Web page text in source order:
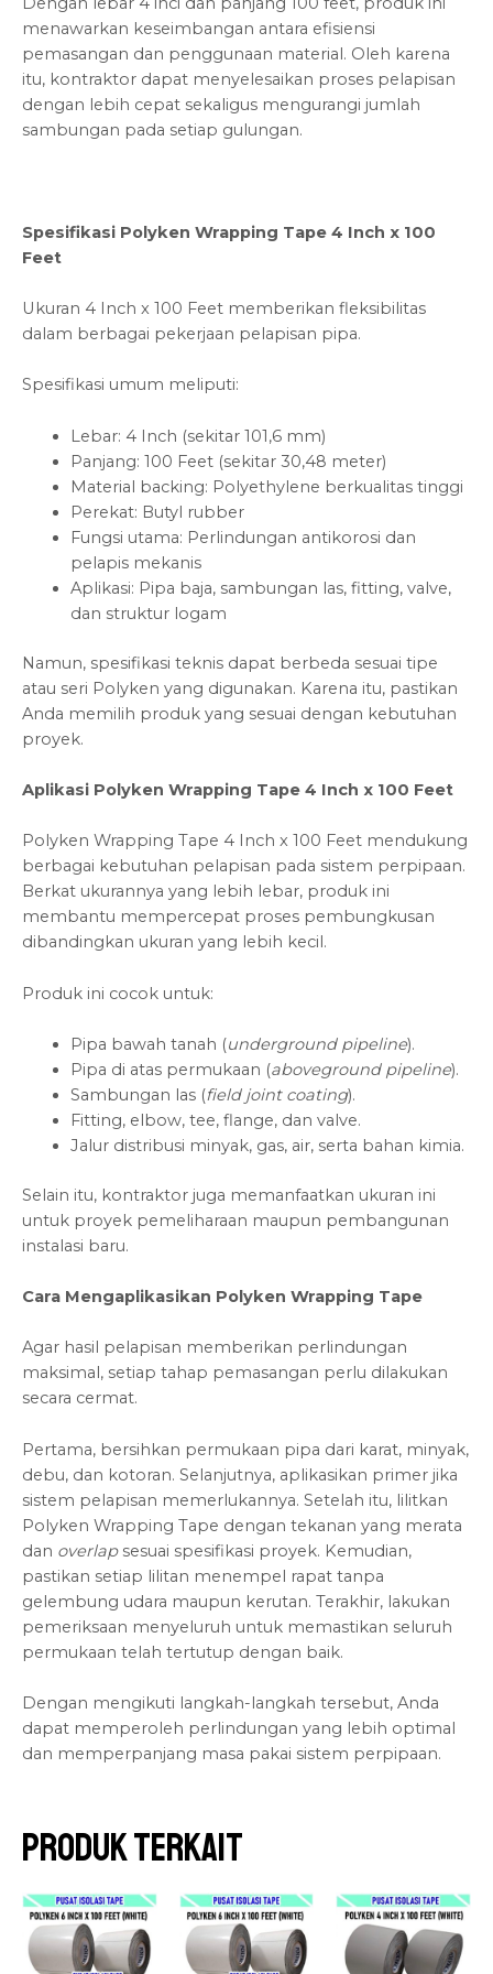
menawarkan keseimbangan antara efisiensi
pemasangan dan penggunaan material. Oleh karena
itu, kontraktor dapat menyelesaikan proses pelapisan
dengan lebih cepat sekaligus mengurangi jumlah
sambungan pada setiap gulungan.
Spesifikasi Polyken Wrapping Tape 4 Inch x 100
Feet
Ukuran 4 Inch x 100 Feet memberikan fleksibilitas
dalam berbagai pekerjaan pelapisan pipa.
Spesifikasi umum meliputi:
Lebar: 4 Inch (sekitar 101,6 mm)
Panjang: 100 Feet (sekitar 30,48 meter)
Material backing: Polyethylene berkualitas tinggi
Perekat: Butyl rubber
Fungsi utama: Perlindungan antikorosi dan
pelapis mekanis
Aplikasi: Pipa baja, sambungan las, fitting, valve,
dan struktur logam
Namun, spesifikasi teknis dapat berbeda sesuai tipe
atau seri Polyken yang digunakan. Karena itu, pastikan
Anda memilih produk yang sesuai dengan kebutuhan
proyek.
Aplikasi Polyken Wrapping Tape 4 Inch x 100 Feet
Polyken Wrapping Tape 4 Inch x 100 Feet mendukung
berbagai kebutuhan pelapisan pada sistem perpipaan.
Berkat ukurannya yang lebih lebar, produk ini
membantu mempercepat proses pembungkusan
dibandingkan ukuran yang lebih kecil.
Produk ini cocok untuk:
Pipa bawah tanah (underground pipeline).
Pipa di atas permukaan (aboveground pipeline).
Sambungan las (field joint coating).
Fitting, elbow, tee, flange, dan valve.
Jalur distribusi minyak, gas, air, serta bahan kimia.
Selain itu, kontraktor juga memanfaatkan ukuran ini
untuk proyek pemeliharaan maupun pembangunan
instalasi baru.
Cara Mengaplikasikan Polyken Wrapping Tape
Agar hasil pelapisan memberikan perlindungan
maksimal, setiap tahap pemasangan perlu dilakukan
secara cermat.
Pertama, bersihkan permukaan pipa dari karat, minyak,
debu, dan kotoran. Selanjutnya, aplikasikan primer jika
sistem pelapisan memerlukannya. Setelah itu, lilitkan
Polyken Wrapping Tape dengan tekanan yang merata
dan overlapsesuai spesifikasi proyek. Kemudian,
pastikan setiap lilitan menempel rapat tanpa
gelembung udara maupun kerutan. Terakhir, lakukan
pemeriksaan menyeluruh untuk memastikan seluruh
permukaan telah tertutup dengan baik.
Dengan mengikuti langkah-langkah tersebut, Anda
dapat memperoleh perlindungan yang lebih optimal
dan memperpanjang masa pakai sistem perpipaan.
Produk Terkait